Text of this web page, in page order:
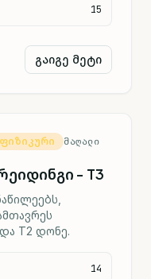
15
გაიგე მეტი
ფიზიკური ᲛᲐᲦᲐᲚᲘ
- T3
T2 დონე.
14